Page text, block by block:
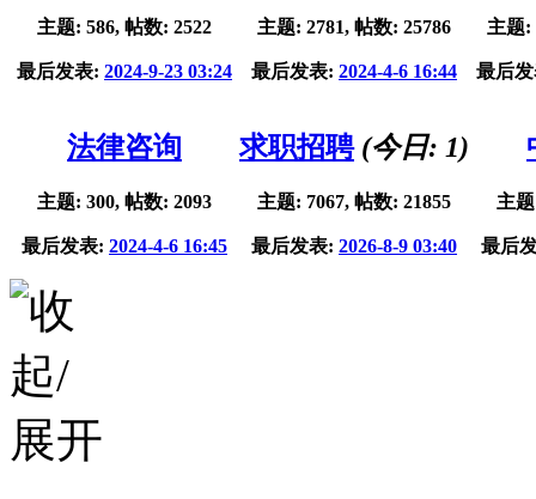
主题: 586, 帖数: 2522
最后发表: 2024-9-23 03:24
主题: 2781, 帖数: 25786
最后发表: 2024-4-6 16:44
主题:
最后
法律咨询
主题: 300, 帖数: 2093
最后发表: 2024-4-6 16:45
求职招聘(今日: 1)
主题: 7067, 帖数: 21855
最后发表: 2026-8-9 03:40
主
最后